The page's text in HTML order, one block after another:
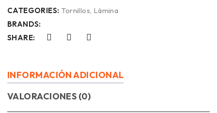
CATEGORIES: Tornillos, Lámina
BRANDS:
SHARE:
INFORMACIÓN ADICIONAL
VALORACIONES (0)